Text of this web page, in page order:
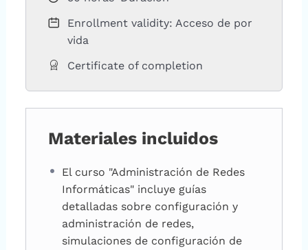
Enrollment validity: Acceso de por
vida
Certificate of completion
Materiales incluidos
El curso "Administración de Redes
Informáticas" incluye guías
detalladas sobre configuración y
administración de redes,
simulaciones de configuración de